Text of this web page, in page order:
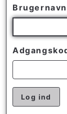
Brugernavn
Log ind